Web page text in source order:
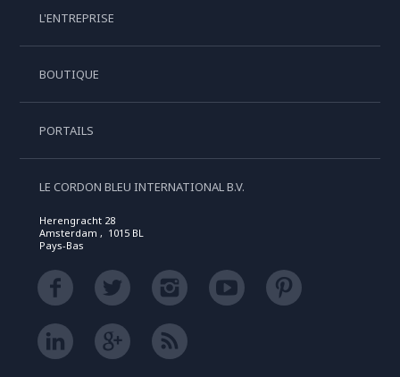
L'ENTREPRISE
BOUTIQUE
PORTAILS
LE CORDON BLEU INTERNATIONAL B.V.
Herengracht 28
Amsterdam , 1015 BL
Pays-Bas